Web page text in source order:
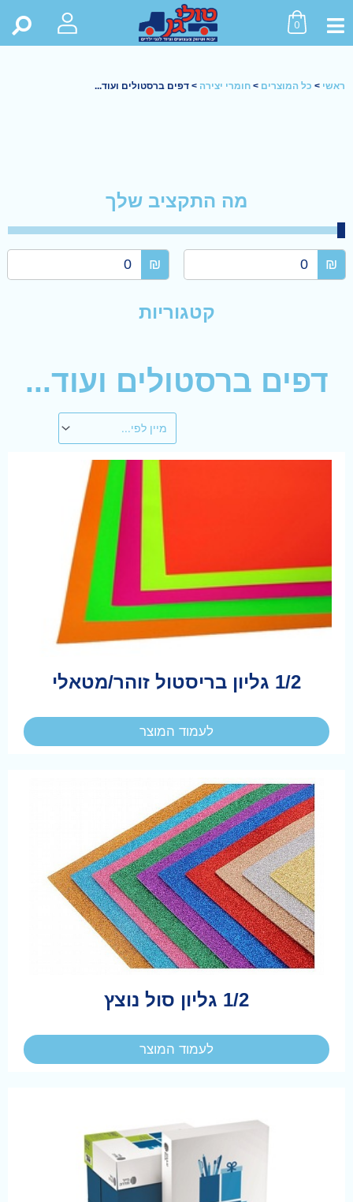
0
ראשי > כל המוצרים > חומרי יצירה > דפים ברסטולים ועוד...
מה התקציב שלך
₪
₪
קטגוריות
דפים ברסטולים ועוד...
1/2 גליון בריסטול זוהר/מטאלי
לעמוד המוצר
1/2 גליון סול נוצץ
לעמוד המוצר